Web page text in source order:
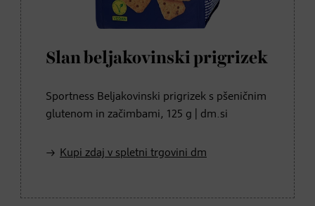
Slan beljakovinski prigrizek
Sportness Beljakovinski prigrizek s pšeničnim
glutenom in začimbami, 125 g | dm.si
Kupi zdaj v spletni trgovini dm